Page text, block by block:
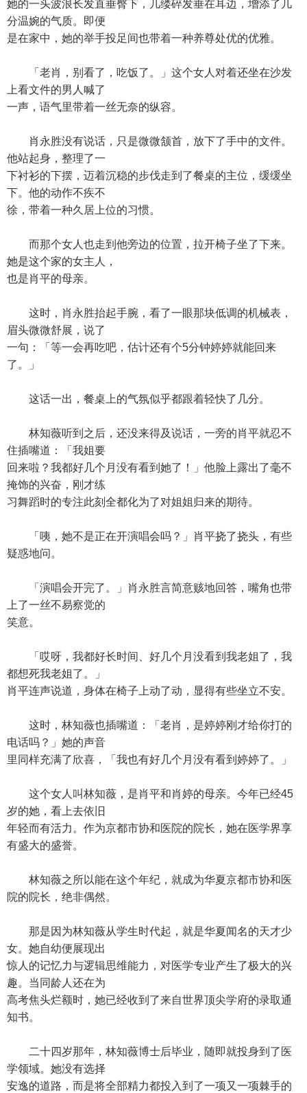
她的一头波浪长发直垂臀下，几缕碎发垂在耳边，增添了几
分温婉的气质。即便
是在家中，她的举手投足间也带着一种养尊处优的优雅。
「老肖，别看了，吃饭了。」这个女人对着还坐在沙发
上看文件的男人喊了
一声，语气里带着一丝无奈的纵容。
肖永胜没有说话，只是微微颔首，放下了手中的文件。
他站起身，整理了一
下衬衫的下摆，迈着沉稳的步伐走到了餐桌的主位，缓缓坐
下。他的动作不疾不
徐，带着一种久居上位的习惯。
而那个女人也走到他旁边的位置，拉开椅子坐了下来。
她是这个家的女主人，
也是肖平的母亲。
这时，肖永胜抬起手腕，看了一眼那块低调的机械表，
眉头微微舒展，说了
一句：「等一会再吃吧，估计还有个5分钟婷婷就能回来
了。」
这话一出，餐桌上的气氛似乎都跟着轻快了几分。
林知薇听到之后，还没来得及说话，一旁的肖平就忍不
住插嘴道：「我姐要
回来啦？我都好几个月没有看到她了！」他脸上露出了毫不
掩饰的兴奋，刚才练
习舞蹈时的专注此刻全都化为了对姐姐归来的期待。
「咦，她不是正在开演唱会吗？」肖平挠了挠头，有些
疑惑地问。
「演唱会开完了。」肖永胜言简意赅地回答，嘴角也带
上了一丝不易察觉的
笑意。
「哎呀，我都好长时间、好几个月没看到我老姐了，我
都想死我老姐了。」
肖平连声说道，身体在椅子上动了动，显得有些坐立不安。
这时，林知薇也插嘴道：「老肖，是婷婷刚才给你打的
电话吗？」她的声音
里同样充满了欣喜，「我也有好几个月没有看到婷婷了。」
这个女人叫林知薇，是肖平和肖婷的母亲。今年已经45
岁的她，看上去依旧
年轻而有活力。作为京都市协和医院的院长，她在医学界享
有盛大的盛誉。
林知薇之所以能在这个年纪，就成为华夏京都市协和医
院的院长，绝非偶然。
那是因为林知薇从学生时代起，就是华夏闻名的天才少
女。她自幼便展现出
惊人的记忆力与逻辑思维能力，对医学专业产生了极大的兴
趣。当同龄人还在为
高考焦头烂额时，她已经收到了来自世界顶尖学府的录取通
知书。
二十四岁那年，林知薇博士后毕业，随即就投身到了医
学领域。她没有选择
安逸的道路，而是将全部精力都投入到了一项又一项棘手的